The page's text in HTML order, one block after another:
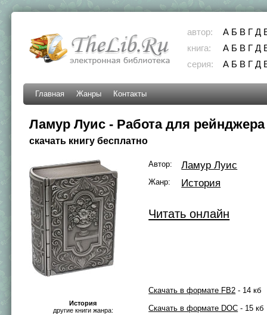
автор: А Б В Г Д
книга:
А Б В Г Д
серия:
А Б В Г Д
Главная Жанры Контакты
Ламур Луис - Работа для рейнджера
скачать книгу бесплатно
История
другие книги жанра:
Автор: Ламур Луис
Жанр: История
Читать онлайн
Скачать в формате FB2 - 14 кб
Скачать в формате DOC - 15 кб